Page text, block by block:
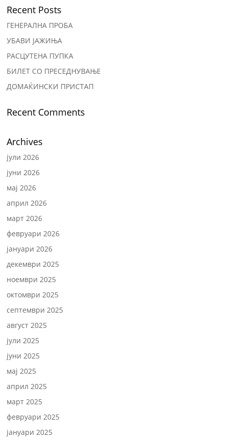
Recent Posts
ГЕНЕРАЛНА ПРОБА
УБАВИ ЈАЖИЊА
РАСЦУТЕНА ПУПКА
БИЛЕТ СО ПРЕСЕДНУВАЊЕ
ДОМАЌИНСКИ ПРИСТАП
Recent Comments
Archives
јули 2026
јуни 2026
мај 2026
април 2026
март 2026
февруари 2026
јануари 2026
декември 2025
ноември 2025
октомври 2025
септември 2025
август 2025
јули 2025
јуни 2025
мај 2025
април 2025
март 2025
февруари 2025
јануари 2025